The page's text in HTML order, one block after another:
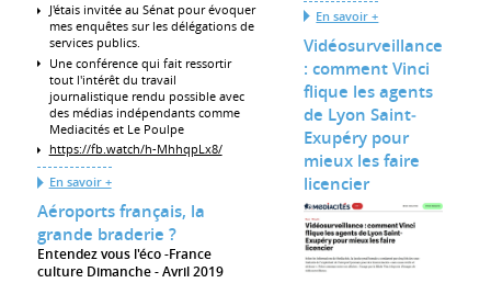
J'étais invitée au Sénat pour évoquer
mes enquêtes sur les délégations de
services publics.
Une conférence qui fait ressortir
tout l'intérêt du travail
journalistique rendu possible avec
des médias indépendants comme
Mediacités et Le Poulpe
https://fb.watch/h-MhhqpLx8/
En savoir +
Aéroports français, la
grande braderie ?
Entendez vous l'éco -France
culture Dimanche
Avril 2019
En savoir +
Vidéosurveillance
: comment Vinci
flique les agents
de Lyon Saint‐
Exupéry pour
mieux les faire
licencier